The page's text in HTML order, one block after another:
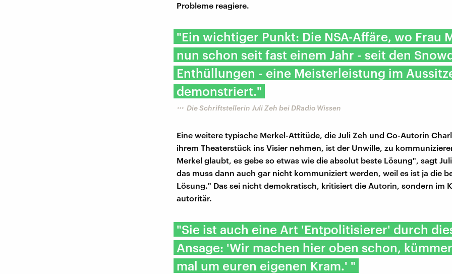
Probleme reagiere.
"Ein wichtiger Punkt: Die NSA-Affäre, wo Frau
nun schon seit fast einem Jahr - seit den
Enthüllungen - eine Meisterleistung im
demonstriert."
Die Schriftstellerin Juli Zeh bei DRadio Wissen
Eine weitere typische Merkel-Attitüde, die Juli Zeh und Co-Autorin
ihrem Theaterstück ins Visier nehmen, ist der Unwille, zu
Merkel glaubt, es gebe so etwas wie die absolut beste Lösung", sagt
das muss dann auch gar nicht kommuniziert werden, weil es ist ja die
Lösung." Das sei nicht demokratisch, kritisiert die Autorin, sondern im
autoritär.
"Sie ist auch eine Art 'Entpolitisierer' durch
Ansage: 'Wir machen hier oben schon,
mal um euren eigenen Kram.' "